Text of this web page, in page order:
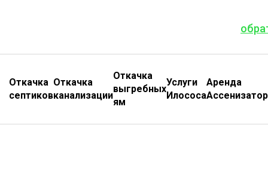
Откачка
септиков
Откачка
канализации
Откачка
выгребных
ям
Услуги
Илососа
Аренда